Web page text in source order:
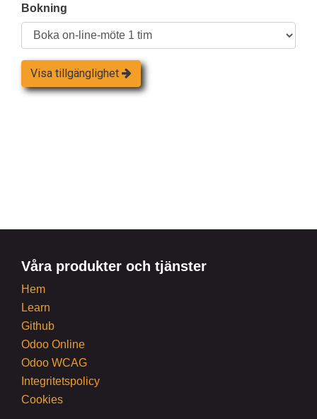
Bokning
Visa tillgänglighet
Våra produkter och tjänster
Hem
Learn
Github
Odoo Online
Odoo WCAG
Integritetspolicy
Cookies